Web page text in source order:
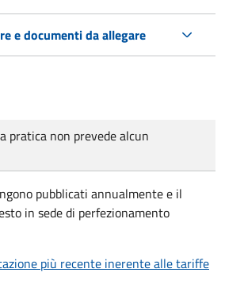
e documenti da allegare
pratica non prevede alcun
pubblicati annualmente e il
in sede di perfezionamento
più recente inerente alle tariffe